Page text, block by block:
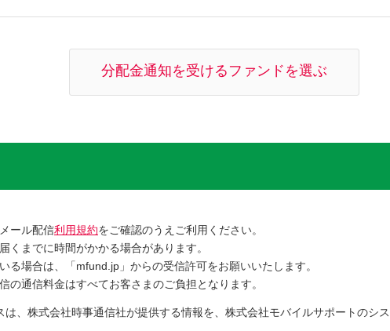
分配金通知を受けるファンドを選ぶ
ール配信利用規約をご確認のうえご利用ください。
くまでに時間がかかる場合があります。
る場合は、「mfund.jp」からの受信許可をお願いいたします。
の通信料金はすべてお客さまのご負担となります。
、株式会社時事通信社が提供する情報を、株式会社モバイルサポートのシ